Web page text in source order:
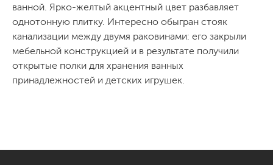
ванной. Ярко-желтый акцентный цвет разбавляет
однотонную плитку. Интересно обыгран стояк
канализации между двумя раковинами: его закрыли
мебельной конструкцией и в результате получили
открытые полки для хранения ванных
принадлежностей и детских игрушек.